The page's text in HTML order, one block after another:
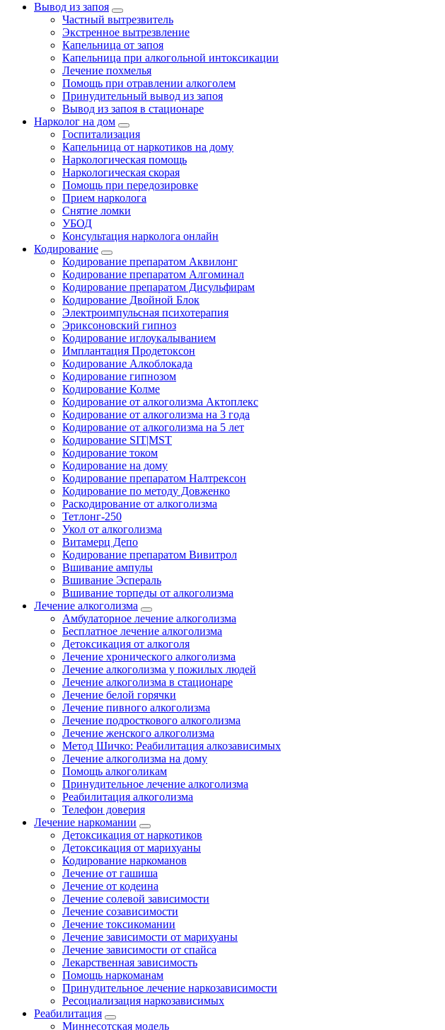
Вывод из запоя
Частный вытрезвитель
Экстренное вытрезвление
Капельница от запоя
Капельница при алкогольной интоксикации
Лечение похмелья
Помощь при отравлении алкоголем
Принудительный вывод из запоя
Вывод из запоя в стационаре
Нарколог на дом
Госпитализация
Капельница от наркотиков на дому
Наркологическая помощь
Наркологическая скорая
Помощь при передозировке
Прием нарколога
Снятие ломки
УБОД
Консультация нарколога онлайн
Кодирование
Кодирование препаратом Аквилонг
Кодирование препаратом Алгоминал
Кодирование препаратом Дисульфирам
Кодирование Двойной Блок
Электроимпульсная психотерапия
Эриксоновский гипноз
Кодирование иглоукалыванием
Имплантация Продетоксон
Кодирование Алкоблокада
Кодирование гипнозом
Кодирование Колме
Кодирование от алкоголизма Актоплекс
Кодирование от алкоголизма на 3 года
Кодирование от алкоголизма на 5 лет
Кодирование SIT|MST
Кодирование током
Кодирование на дому
Кодирование препаратом Налтрексон
Кодирование по методу Довженко
Раскодирование от алкоголизма
Тетлонг-250
Укол от алкоголизма
Витамерц Депо
Кодирование препаратом Вивитрол
Вшивание ампулы
Вшивание Эспераль
Вшивание торпеды от алкоголизма
Лечение алкоголизма
Амбулаторное лечение алкоголизма
Бесплатное лечение алкоголизма
Детоксикация от алкоголя
Лечение хронического алкоголизма
Лечение алкоголизма у пожилых людей
Лечение алкоголизма в стационаре
Лечение белой горячки
Лечение пивного алкоголизма
Лечение подросткового алкоголизма
Лечение женского алкоголизма
Метод Шичко: Реабилитация алкозависимых
Лечение алкоголизма на дому
Помощь алкоголикам
Принудительное лечение алкоголизма
Реабилитация алкоголизма
Телефон доверия
Лечение наркомании
Детоксикация от наркотиков
Детоксикация от марихуаны
Кодирование наркоманов
Лечение от гашиша
Лечение от кодеина
Лечение солевой зависимости
Лечение созависимости
Лечение токсикомании
Лечение зависимости от марихуаны
Лечение зависимости от спайса
Лекарственная зависимость
Помощь наркоманам
Принудительное лечение наркозависимости
Ресоциализация наркозависимых
Реабилитация
Миннесотская модель